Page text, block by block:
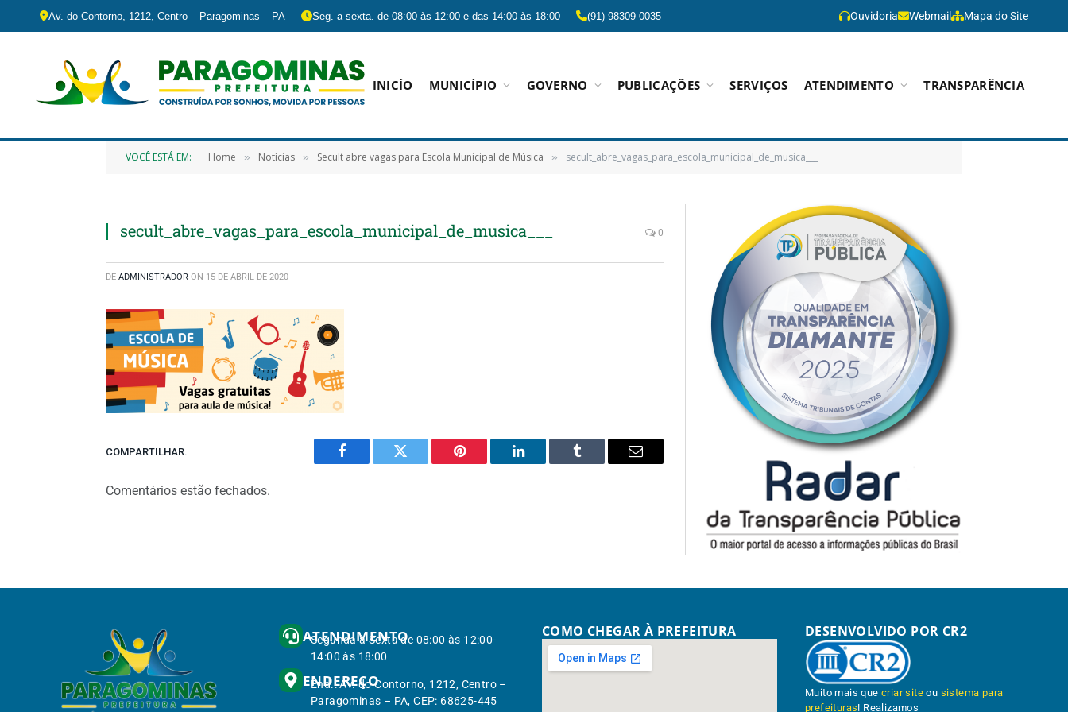
Av. do Contorno, 1212, Centro – Paragominas – PA Seg. a sexta. de 08:00 às 12:00 e das 14:00 às 18:00 (91) 98309-0035 Ouvidoria Webmail Mapa do Site
INICÍO MUNICÍPIO GOVERNO PUBLICAÇÕES SERVIÇOS ATENDIMENTO TRANSPARÊNCIA
VOCÊ ESTÁ EM: Home » Notícias » Secult abre vagas para Escola Municipal de Música » secult_abre_vagas_para_escola_municipal_de_musica___
secult_abre_vagas_para_escola_municipal_de_musica___ 0
DE ADMINISTRADOR ON 15 DE ABRIL DE 2020
COMPARTILHAR.
Facebook Twitter Pinterest LinkedIn Tumblr Email
Comentários estão fechados.
ATENDIMENTO
Segunda à Sexta de 08:00 às 12:00-
14:00 às 18:00
ENDEREÇO
End.: Av. do Contorno, 1212, Centro –
Paragominas – PA, CEP: 68625-445
COMO CHEGAR À PREFEITURA DESENVOLVIDO POR CR2
Muito mais quecriar site ou sistema para
prefeituras! Realizamos